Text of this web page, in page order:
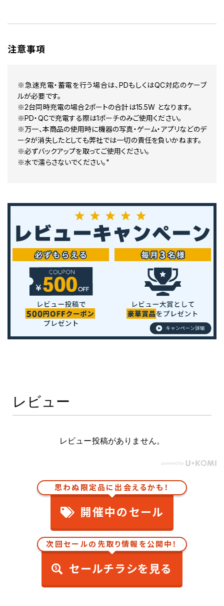
注意事項
※急速充電・蓄電を行う場合は、PDもしくはQC対応のケーブ
ルが必要です。
※2台同時充電の場合2ポートの合計は15.5W となります。
※PD・QCで充電する際は1ポーチのみご使用ください。
※万一、本商品の使用時に機器の写真・ゲーム・アプリなどのデ
ータが消失したとしても弊社では一切の責任を負いかねます。
※必ずバックアップを取ってご使用ください。
※水で濡らさないでください。"
レビュー
レビュー投稿がありません。
思わぬ限定品に出会えるかも！
開催中のセール
次回セールの先取り情報を公開中！
セールチラシを見る